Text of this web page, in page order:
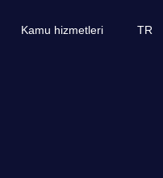
Kamu hizmetleri TR